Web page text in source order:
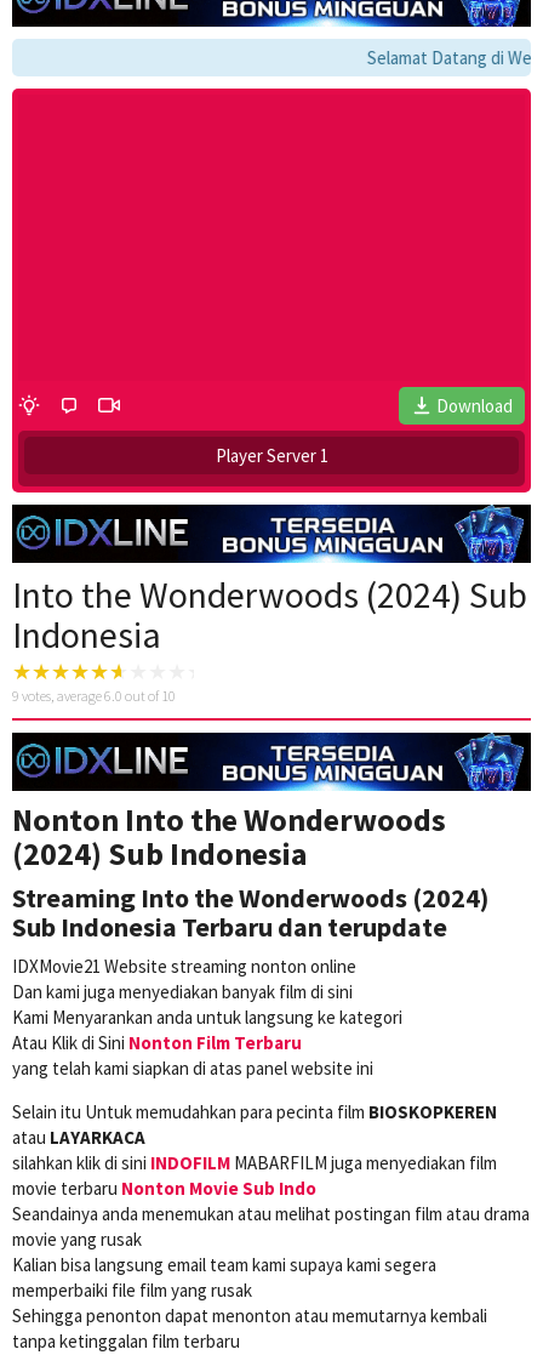
Selamat Datang di
Download
Player Server 1
Into the Wonderwoods (2024) Sub
Indonesia
9 votes, average6.0 out of 10
Nonton Into the Wonderwoods
(2024) Sub Indonesia
Streaming Into the Wonderwoods (2024)
Sub Indonesia Terbaru dan terupdate
IDXMovie21 Website streaming nonton online
Dan kami juga menyediakan banyak film di sini
Kami Menyarankan anda untuk langsung ke kategori
Atau Klik di Sini Nonton Film Terbaru
yang telah kami siapkan di atas panel website ini
Selain itu Untuk memudahkan para pecinta film BIOSKOPKEREN
atau LAYARKACA
silahkan klik di sini INDOFILM MABARFILM juga menyediakan film
movie terbaru Nonton Movie Sub Indo
Seandainya anda menemukan atau melihat postingan film atau drama
movie yang rusak
Kalian bisa langsung email team kami supaya kami segera
memperbaiki file film yang rusak
Sehingga penonton dapat menonton atau memutarnya kembali
tanpa ketinggalan film terbaru